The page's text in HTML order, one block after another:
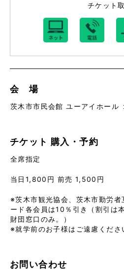
チケット
会 場
茨木市市民会館 ユーアイホール
チケット 購入・予約
全席指定
当日1,800円 前売 1,500円
※茨木市観光協会、茨木市勤労者
ード各会員は10％引き（割引は
財団窓口のみ。）
※就学前のお子様はご遠慮くださ
お問い合わせ